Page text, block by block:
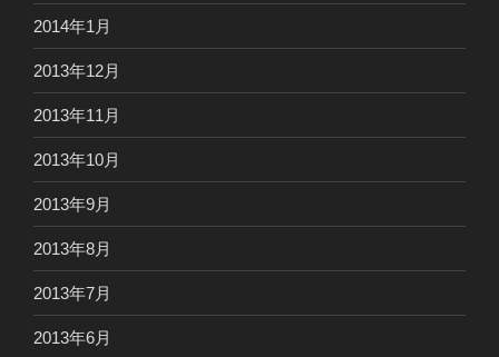
2014年1月
2013年12月
2013年11月
2013年10月
2013年9月
2013年8月
2013年7月
2013年6月